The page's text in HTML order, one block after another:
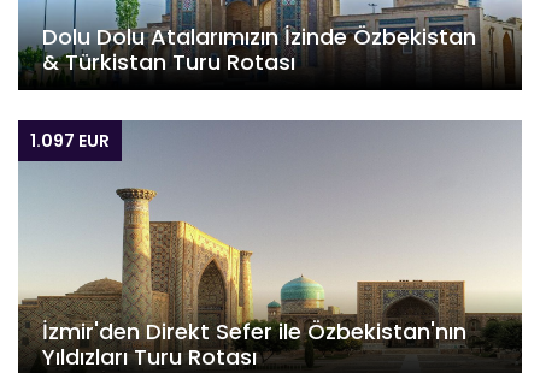
Dolu Dolu Atalarımızın İzinde Özbekistan
& Türkistan Turu Rotası
1.097 EUR
İzmir'den Direkt Sefer ile Özbekistan'nın
Yıldızları Turu Rotası